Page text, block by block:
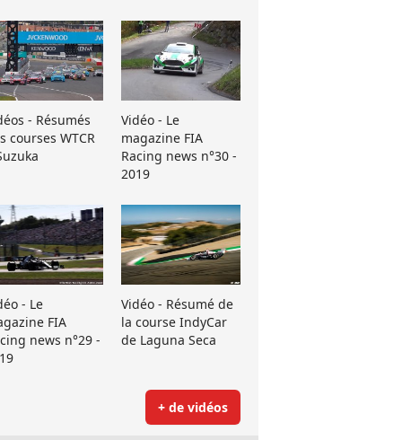
- Résumés
courses WTCR
Vidéo - Le
magazine FIA
Racing news n°30 -
2019
- Le
FIA
news n°29 -
Vidéo - Résumé de
la course IndyCar
de Laguna Seca
+ de vidéos